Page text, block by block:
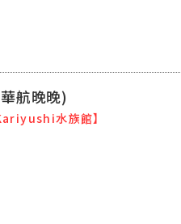
航晚晚)
水族館】